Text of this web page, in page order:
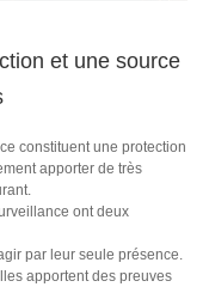
et une source
constituent une protection
apporter de très
ont deux
par leur seule présence.
apportent des preuves